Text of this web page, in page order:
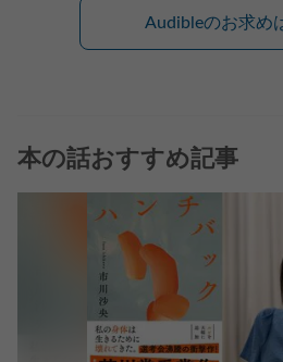
Audibleのお求め
本の話おすすめ記事